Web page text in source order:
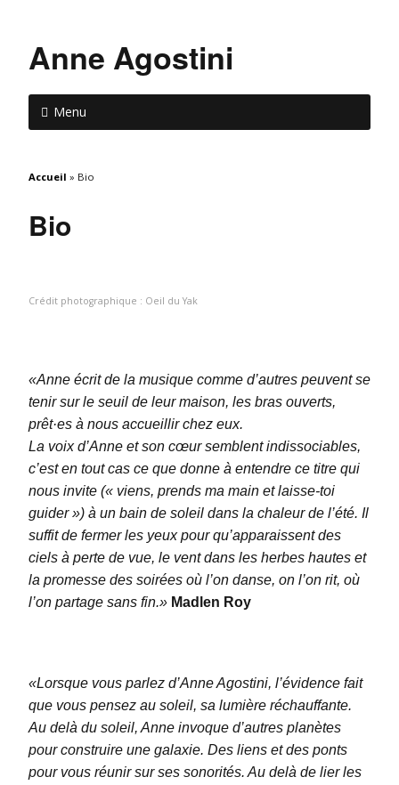
Anne Agostini
Menu
Accueil » Bio
Bio
Crédit photographique : Oeil du Yak
«Anne écrit de la musique comme d’autres peuvent se
tenir sur le seuil de leur maison, les bras ouverts,
prêt·es à nous accueillir chez eux.
La voix d’Anne et son cœur semblent indissociables,
c’est en tout cas ce que donne à entendre ce titre qui
nous invite (« viens, prends ma main et laisse-toi
guider ») à un bain de soleil dans la chaleur de l’été. Il
suffit de fermer les yeux pour qu’apparaissent des
ciels à perte de vue, le vent dans les herbes hautes et
la promesse des soirées où l’on danse, on l’on rit, où
l’on partage sans fin.» Madlen Roy
«Lorsque vous parlez d’Anne Agostini, l’évidence fait
que vous pensez au soleil, sa lumière réchauffante.
Au delà du soleil, Anne invoque d’autres planètes
pour construire une galaxie. Des liens et des ponts
pour vous réunir sur ses sonorités. Au delà de lier les